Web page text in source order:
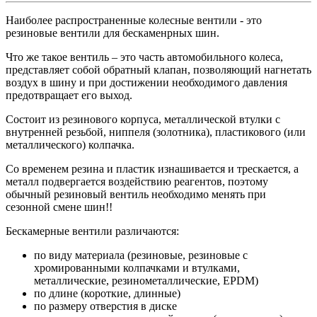
Наиболее распространенные колесные вентили - это
резиновые вентили для бескаменрных шин.
Что же такое вентиль – это часть автомобильного колеса,
представляет собой обратный клапан, позволяющий нагнетать
воздух в шину и при достижении необходимого давления
предотвращает его выход.
Состоит из резинового корпуса, металлической втулки с
внутренней резьбой, ниппеля (золотника), пластикового (или
металлического) колпачка.
Со временем резина и пластик изнашивается и трескается, а
металл подвергается воздействию реагентов, поэтому
обычный резиновый вентиль необходимо менять при
сезонной смене шин!!
Бескамерные вентили различаются:
по виду материала (резиновые, резиновые с
хромированными колпачками и втулками,
металлические, резинометаллические, EPDM)
по длине (короткие, длинные)
по размеру отверстия в диске